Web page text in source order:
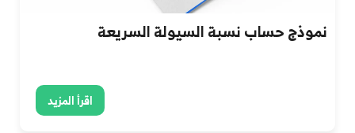
نموذج حساب نسبة السيولة السريعة
اقرأ المزيد